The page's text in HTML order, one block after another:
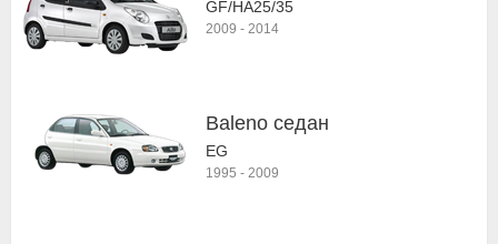
GF/HA25/35
2009 - 2014
Baleno седан
EG
1995 - 2009